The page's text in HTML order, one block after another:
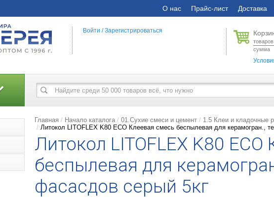
О нас Прайс-лист Доставка
товаров
сумма
Войти /Зарегистрироваться
Главная Начало каталога 01.Сухие смеси и цемент 1.5 Клеи и кладочные
Литокол LITOFLEX K80 ECO Клеевая смесь беспылевая для керамогран.,
Литокол LITOFLEX K80
беспылевая для
фасасдов серый 5кг